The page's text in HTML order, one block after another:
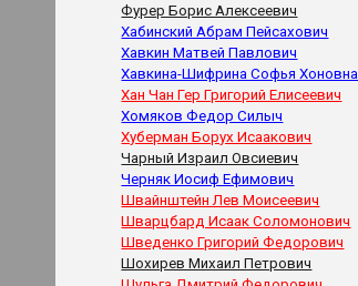
Фурер Борис Алексеевич
Хабинский Абрам Пейсахович
Хавкин Матвей Павлович
Хавкина-Шифрина Софья Хоновна
Хан Чан Гер Григорий Елисеевич
Хомяков Федор Силыч
Хуберман Борух Исаакович
Чарный Израил Овсиевич
Черняк Иосиф Ефимович
Швайнштейн Лев Моисеевич
Шварцбард Исаак Соломонович
Шведенко Григорий Федорович
Шохирев Михаил Петрович